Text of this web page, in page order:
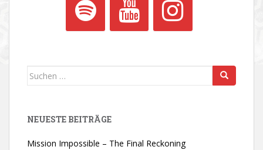
Suchen
NEUESTE BEITRÄGE
Mission Impossible – The Final Reckoning